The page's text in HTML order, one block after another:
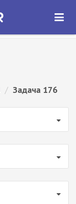
ОТКРЫТЬ
/ Задача 176